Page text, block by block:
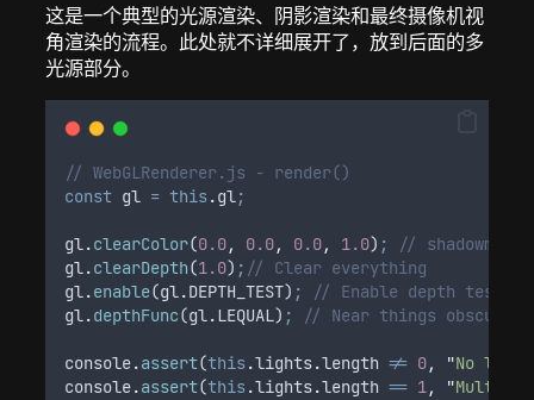
这是一个典型的光源渲染、阴影渲染和最终摄像机视
角渲染的流程。此处就不详细展开了，放到后面的多
光源部分。
// WebGLRenderer.js - render()
const gl = this.gl;
gl.clearColor(0.0, 0.0, 0.0, 1.0) ;
// shadowmap默
gl.clearDepth(1.0) ; // Clear everything
gl.enable(gl.DEPTH_TEST) ;
// Enable depth testing
gl.depthFunc(gl.LEQUAL) ; // Near things obscure
console.assert(this.lights.length != 0, "No light
console.assert(this.lights.length == 1, "